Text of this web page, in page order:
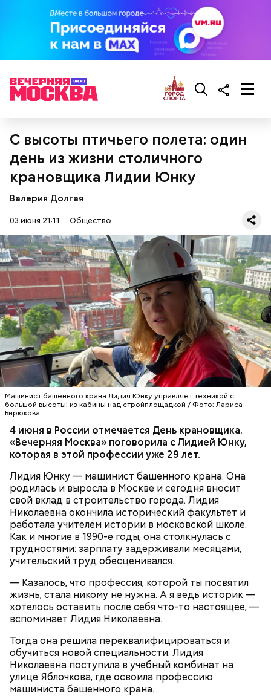
С высоты птичьего полета: один
день из жизни столичного
крановщика Лидии Юнку
Валерия Долгая
03 июня 21:11 Общество
Машинист башенного крана Лидия Юнку управляет техникой с
большой высоты: из кабины над стройплощадкой / Фото: Лариса
Бирюкова
4 июня в России отмечается День крановщика.
«Вечерняя Москва» поговорила с Лидией Юнку,
которая в этой профессии уже 29 лет.
Лидия Юнку — машинист башенного крана. Она
родилась и выросла в Москве и сегодня вносит
свой вклад в строительство города. Лидия
Николаевна окончила исторический факультет и
работала учителем истории в московской школе.
Как и многие в 1990-е годы, она столкнулась с
трудностями: зарплату задерживали месяцами,
учительский труд обесценивался.
— Казалось, что профессия, которой ты посвятил
жизнь, стала никому не нужна. А я ведь историк —
хотелось оставить после себя что-то настоящее, —
вспоминает Лидия Николаевна.
Тогда она решила переквалифицироваться и
обучиться новой специальности. Лидия
Николаевна поступила в учебный комбинат на
улице Яблочкова, где освоила профессию
машиниста башенного крана.
кабачок;
лук;
растительное масло;
соль, перец по вкусу;
свежий базилик;
сливки жирностью 20 процентов.
— Курица сначала обжаривается с небольшим
количеством масла и лука на сковороде. Затем ее
нужно отправить в глубокий противень. Сверху
порекомендовал собеседник «ВМ».
можно добавить соль и перец. Сверху блюдо
присыпают свежим базиликом и отправляют в
духовку на 15 минут.
Курица с кабачками по-тайски